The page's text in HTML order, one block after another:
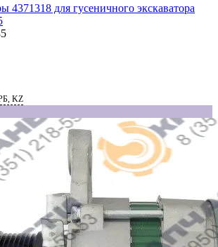
4371318 для гусеничного экскаватора
KZ